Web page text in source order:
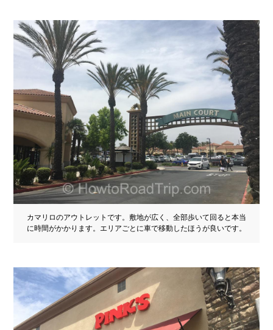
カマリロのアウトレットです。敷地が広く、全部歩いて回ると本当
に時間がかかります。エリアごとに車で移動したほうが良いです。